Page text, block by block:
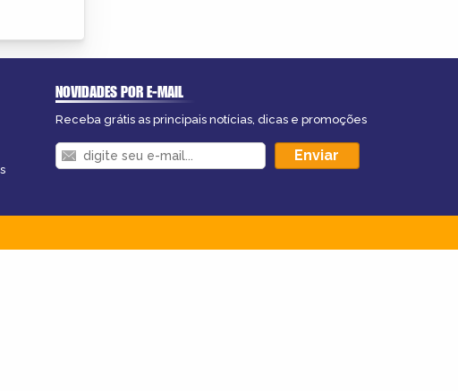
NOVIDADES POR E-MAIL
Receba grátis as principais notícias, dicas e promoções